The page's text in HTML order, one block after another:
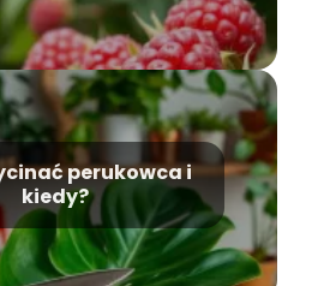
perukowca i
kiedy?